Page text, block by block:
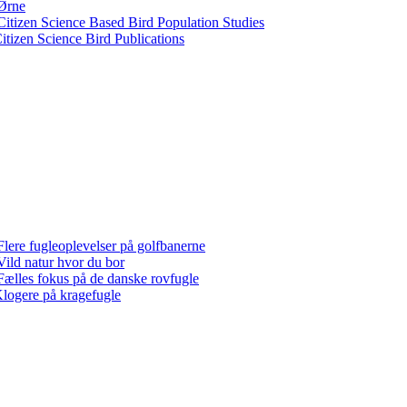
Science Based Bird Population Studies
Science Bird Publications
fugleoplevelser på golfbanerne
natur hvor du bor
fokus på de danske rovfugle
på kragefugle